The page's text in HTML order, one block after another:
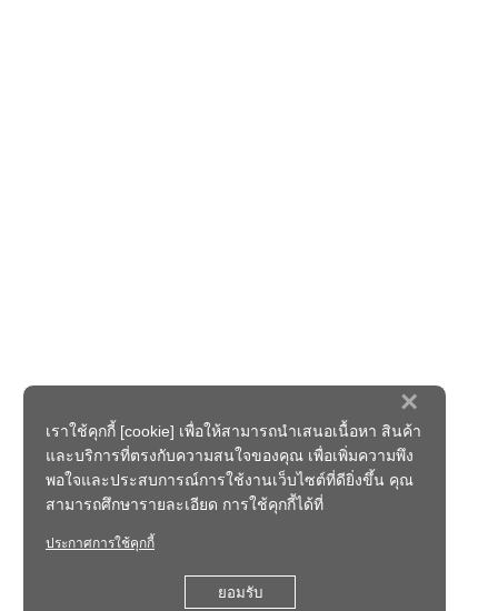
×
เราใช้คุกกี้ [cookie] เพื่อให้สามารถนำเสนอเนื้อหา สินค้า
และบริการที่ตรงกับความสนใจของคุณ เพื่อเพิ่มความพึง
พอใจและประสบการณ์การใช้งานเว็บไซต์ที่ดียิ่งขึ้น คุณ
สามารถศึกษารายละเอียด การใช้คุกกี้ได้ที่
ประกาศการใช้คุกกี้
ยอมรับ